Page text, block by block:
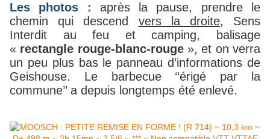
Les photos : après la pause, prendre le
chemin qui descend vers la droite, Sens
Interdit au feu et camping, balisage
« rectangle rouge-blanc-rouge», et on verra
un peu plus bas le panneau d’informations de
Geishouse. Le barbecue ‘‘érigé par la
commune’’ a depuis longtemps été enlevé.